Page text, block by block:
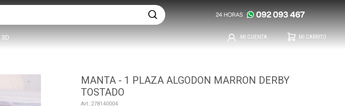
MANTA - 1 PLAZA ALGODON MARRON DERBY
TOSTADO
278140004